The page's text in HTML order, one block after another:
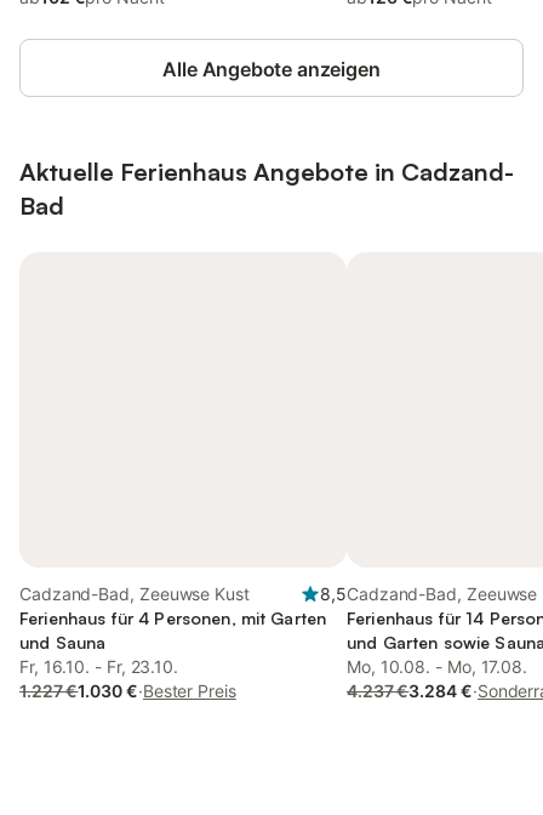
Alle Angebote anzeigen
Aktuelle Ferienhaus Angebote in Cadzand-
Bad
Cadzand-Bad, Zeeuwse Kust
8,5
Ferienhaus für 4 Personen, mit Garten
und Sauna
Fr, 16.10. - Fr, 23.10.
1.227 €1.030 €·Bester Preis
Cadzand-Bad, Zeeuwse
Ferienhaus für 14
und Garten sowie
Mo, 10.08. - Mo, 17.08.
4.237 €3.284 €·